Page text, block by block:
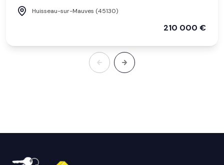
Huisseau-sur-Mauves (45130)
210 000 €